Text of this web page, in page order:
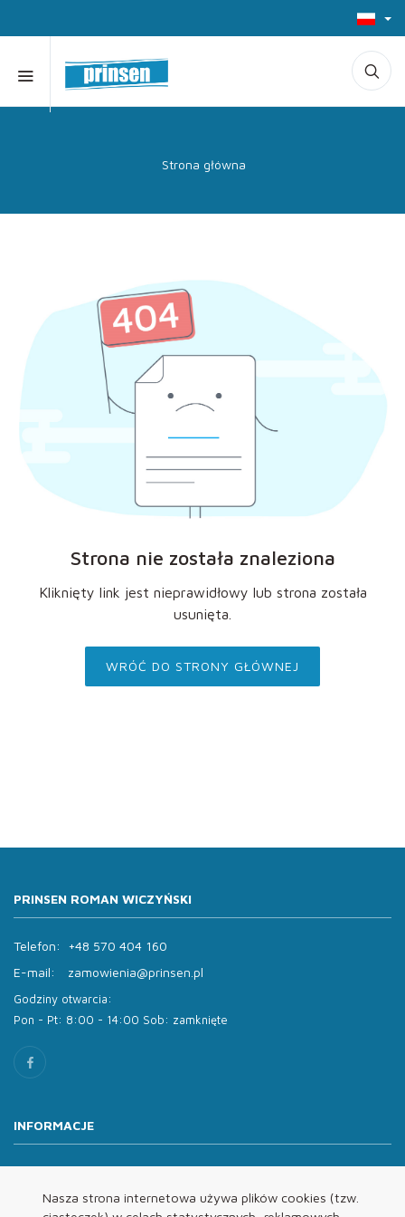
Nasza strona internetowa używa plików cookies (tzw.
Strona główna
Strona nie została znaleziona
Kliknięty link jest nieprawidłowy lub strona została
usunięta.
WRÓĆ DO STRONY GŁÓWNEJ
PRINSEN ROMAN WICZYŃSKI
Telefon:
+48 570 404 160
E-mail:
zamowienia@prinsen.pl
Godziny otwarcia:
Pon - Pt: 8:00 - 14:00 Sob: zamknięte
INFORMACJE
Oferta